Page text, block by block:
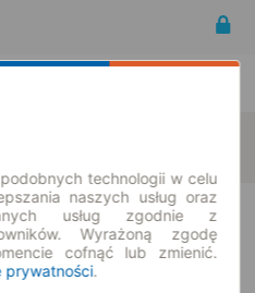
technologii w celu
naszych usług oraz
usług zgodnie z
Wyrażoną zgodę
cofnąć lub zmienić.
prywatności.